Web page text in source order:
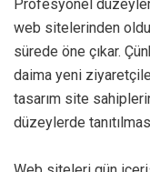
Profesyonel
web sitelerinden
sürede öne çıkar.
daima yeni
tasarım site
düzeylerde